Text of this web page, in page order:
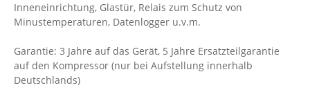
Inneneinrichtung, Glastür, Relais zum Schutz von
Minustemperaturen, Datenlogger u.v.m.
Garantie: 3 Jahre auf das Gerät, 5 Jahre Ersatzteilgarantie
auf den Kompressor (nur bei Aufstellung innerhalb
Deutschlands)